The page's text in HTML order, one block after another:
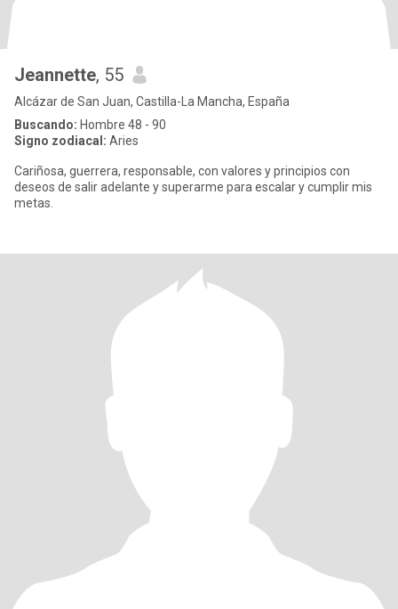
Jeannette, 55
Alcázar de San Juan, Castilla-La Mancha, España
Buscando: Hombre 48 - 90
Signo zodiacal: Aries
Cariñosa, guerrera, responsable, con valores y principios con
deseos de salir adelante y superarme para escalar y cumplir mis
metas.